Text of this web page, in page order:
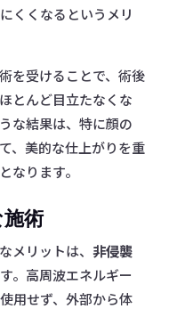
くくなるというメリ
を受けることで、術後
とんど目立たなくな
な結果は、特に顔の
、美的な仕上がりを重
なります。
術
メリットは、 非侵襲
。高周波エネルギー
用せず、外部から体